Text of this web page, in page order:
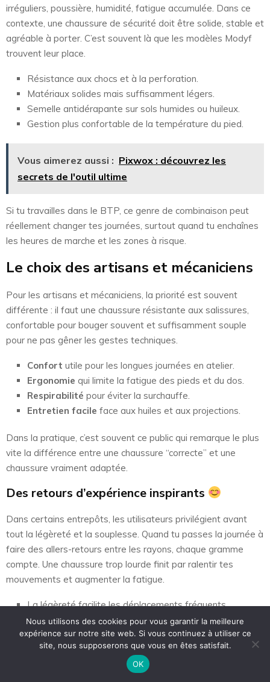
irréguliers, poussière, humidité, fatigue accumulée. Dans ce
contexte, une chaussure de sécurité doit être solide, stable et
agréable à porter. C’est souvent là que les modèles Modyf
trouvent leur place.
Résistance aux chocs et à la perforation.
Matériaux solides mais suffisamment légers.
Semelle antidérapante sur sols humides ou huileux.
Gestion plus confortable de la température du pied.
Vous aimerez aussi : Pixwox : découvrez les
secrets de l'outil ultime
Si tu travailles dans le BTP, ce genre de combinaison peut
réellement changer tes journées, surtout quand tu enchaînes
les heures de marche et les zones à risque.
Le choix des artisans et mécaniciens
Pour les artisans et mécaniciens, la priorité est souvent
différente : il faut une chaussure résistante aux salissures,
confortable pour bouger souvent et suffisamment souple
pour ne pas gêner les gestes techniques.
Confort utile pour les longues journées en atelier.
Ergonomie qui limite la fatigue des pieds et du dos.
Respirabilité pour éviter la surchauffe.
Entretien facile face aux huiles et aux projections.
Dans la pratique, c’est souvent ce public qui remarque le plus
vite la différence entre une chaussure “correcte” et une
chaussure vraiment adaptée.
Des retours d’expérience inspirants
Dans certains entrepôts, les utilisateurs privilégient avant
tout la légèreté et la souplesse. Quand tu passes la journée à
faire des allers-retours entre les rayons, chaque gramme
compte. Une chaussure trop lourde finit par ralentir tes
mouvements et augmenter la fatigue.
La légèreté facilite les déplacements fréquents.
L’esthétique moderne reste compatible avec un usage
professionnel.
La durabilité limite les remplacements trop rapprochés.
Nous utilisons des cookies pour vous garantir la meilleure
expérience sur notre site web. Si vous continuez à utiliser ce
site, nous supposerons que vous en êtes satisfait.
OK